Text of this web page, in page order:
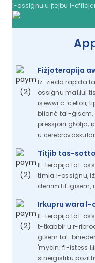
l-ossiġnu u jtejbu l-
Fiżjoterapija
Iż-żieda rapida
ossiġnu maħlul
isewwi ċ-ċelloli,
bilanċ tal-ġisem,
pressjoni għolja,
u
Titjib tas-
It-terapija tal-
timla l-ossiġnu,
demm fil-ġisem,
Irkupru wara l-
It-terapija tal-
t-tkabbir u r-
ġisem tal-
'mycin; fl-istess
sinerġistiku